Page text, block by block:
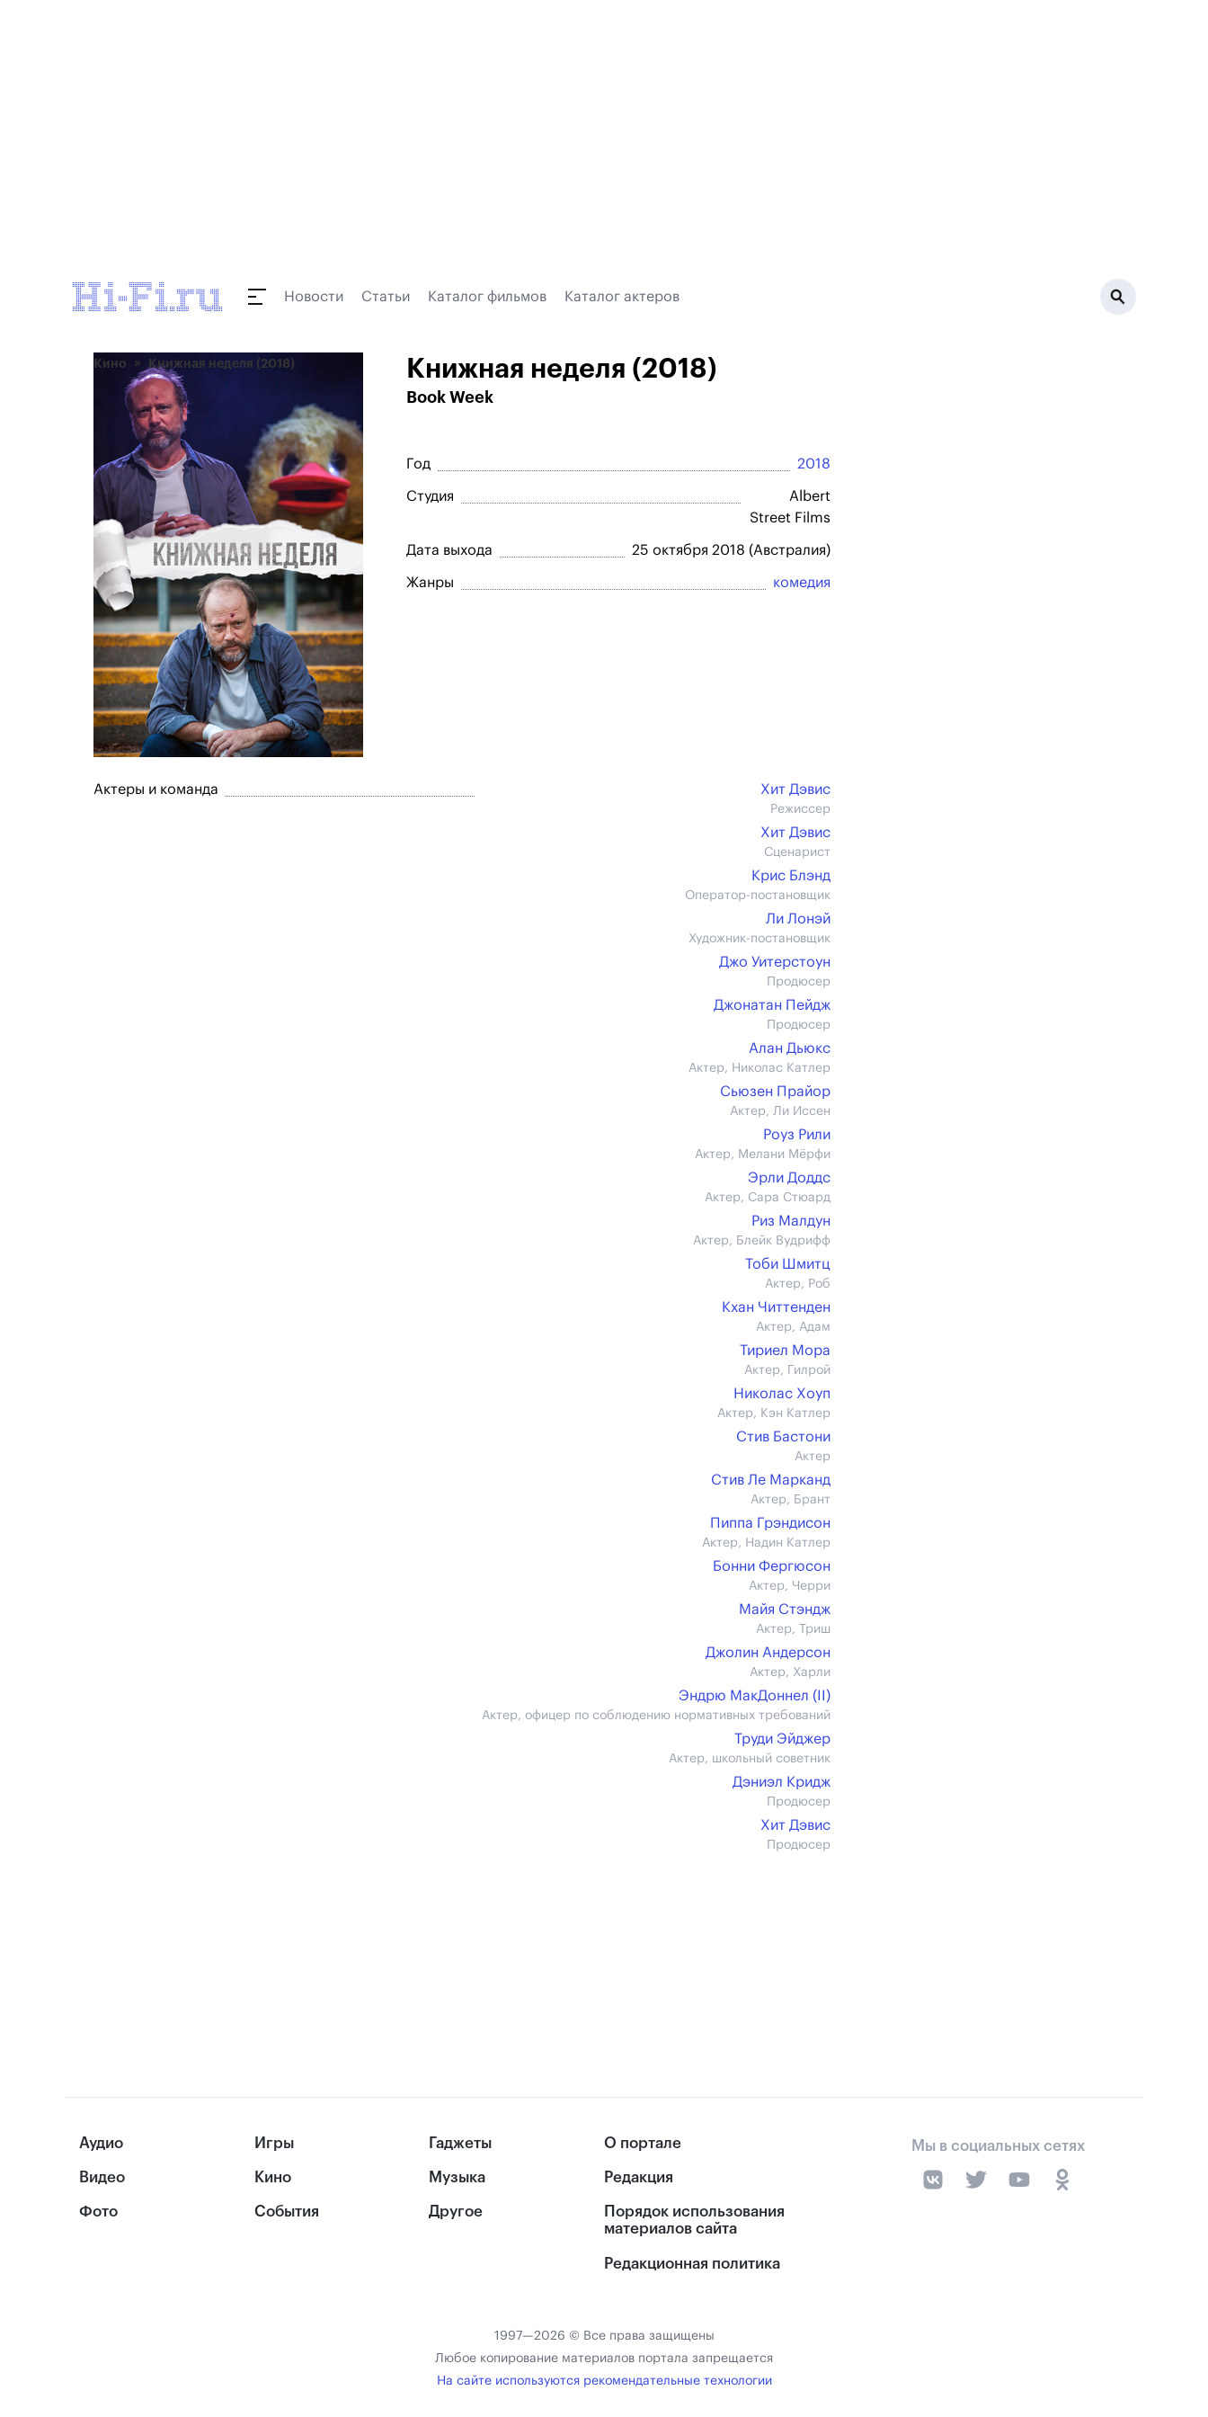
Новости Статьи Каталог фильмов Каталог актеров
Кино Книжная неделя (2018) Книжная неделя (2018)
Book Week
Год 2018
Студия
Albert
Street Films
Дата выхода 25 октября 2018 (Австралия)
Жанры комедия
Актеры и команда Хит Дэвис
Режиссер
Хит Дэвис
Сценарист
Крис Блэнд
Оператор-постановщик
Ли Лонэй
Художник-постановщик
Джо Уитерстоун
Продюсер
Джонатан Пейдж
Продюсер
Алан Дьюкс
Актер, Николас Катлер
Сьюзен Прайор
Актер, Ли Иссен
Роуз Рили
Актер, Мелани Мёрфи
Эрли Доддс
Актер, Сара Стюард
Риз Малдун
Актер, Блейк Вудрифф
Тоби Шмитц
Актер, Роб
Кхан Читтенден
Актер, Адам
Тириел Мора
Актер, Гилрой
Николас Хоуп
Актер, Кэн Катлер
Стив Бастони
Актер
Стив Ле Марканд
Актер, Брант
Пиппа Грэндисон
Актер, Надин Катлер
Бонни Фергюсон
Актер, Черри
Майя Стэндж
Актер, Триш
Джолин Андерсон
Актер, Харли
Эндрю МакДоннел (II)
Актер, офицер по соблюдению нормативных требований
Труди Эйджер
Актер, школьный советник
Дэниэл Кридж
Продюсер
Хит Дэвис
Продюсер
Аудио
Видео
Фото
Игры
Кино
События
Гаджеты
Музыка
Другое
О портале
Редакция
Порядок использования
материалов сайта
Редакционная политика
Мы в социальных сетях
1997—2026 © Все права защищены
Любое копирование материалов портала запрещается
На сайте используются рекомендательные технологии